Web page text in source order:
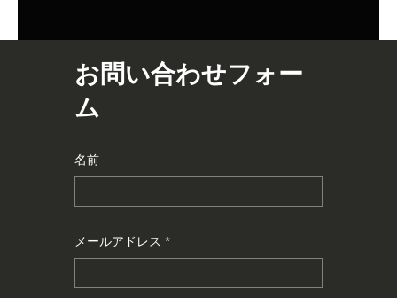
お問い合わせフォー
ム
名前
メールアドレス